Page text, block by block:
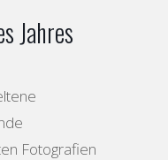
Jahres
Fotografien